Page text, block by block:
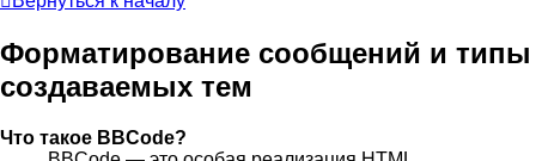
Форматирование сообщений и типы
создаваемых тем
Что такое BBCode?